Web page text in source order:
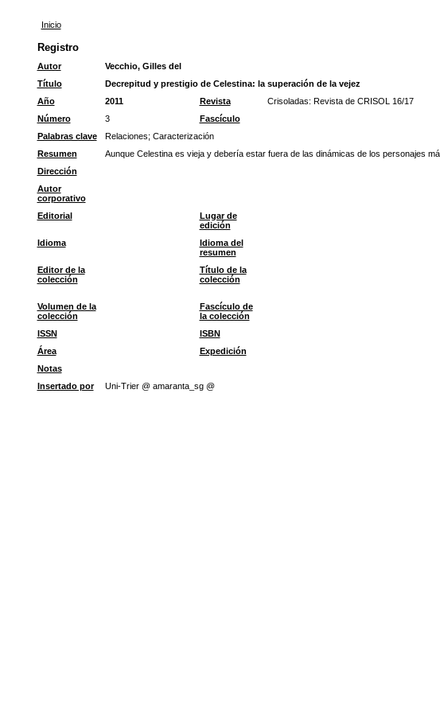
Inicio
Registro
Autor
Vecchio, Gilles del
Título
Decrepitud y prestigio de Celestina: la superación de la vejez
Año
2011 Revista Crisoladas: Revista de CRISOL 16/17
Número
3 Fascículo
Palabras clave
Relaciones; Caracterización
Resumen
Aunque Celestina es vieja y debería estar fuera de las dinámicas de los personajes
Dirección
Autor
corporativo
Editorial
Lugar de
edición
Idioma
Idioma del
resumen
Editor de la
colección
Título de la
colección
Volumen de la
colección
Fascículo de
la colección
ISSN ISBN
Área
Expedición
Notas
Insertado por
Uni-Trier @ amaranta_sg @